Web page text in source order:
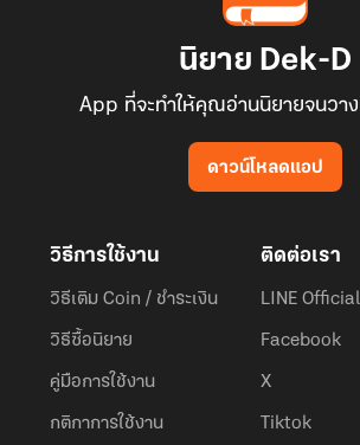
นิยาย Dek-D
App ที่จะทำให้คุณอ่านนิยายจนวา
ดาวน์โหลดแอป
วิธีการใช้งาน
วิธีเติม Coin / ชำระเงิน
วิธีซื้อนิยาย
คู่มือการใช้งาน
กติกาการใช้งาน
ติดต่อเรา
LINE Official
Facebook
X
Tiktok